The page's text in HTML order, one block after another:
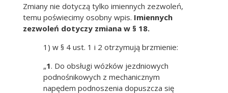
Zmiany nie dotyczą tylko imiennych zezwoleń,
temu poświecimy osobny wpis. Imiennych
zezwoleń dotyczy zmiana w § 18.
1) w § 4 ust. 1 i 2 otrzymują brzmienie:
„1. Do obsługi wózków jezdniowych
podnośnikowych z mechanicznym
napędem podnoszenia dopuszcza się